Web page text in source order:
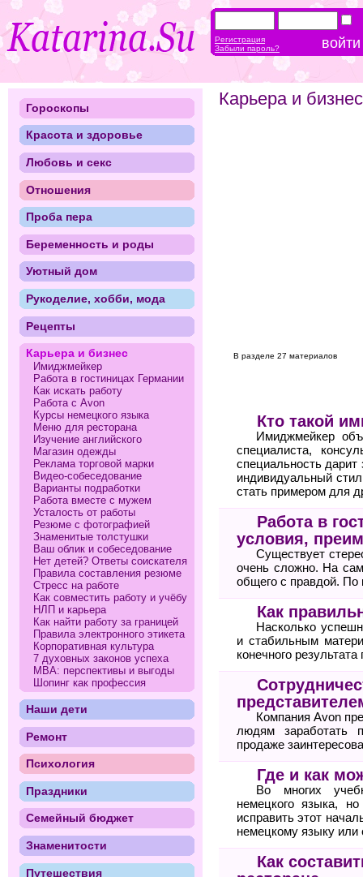
Карьера и бизнес
В разделе 27 материалов
Кто такой
Имиджмейкер
специалиста,
специальность дарит
индивидуальный
стать примером для
Работа в
условия,
Существует
очень сложно. На
общего с правдой. По
Как
Насколько
и стабильным
конечного
Компания Avon
людям заработать
продаже
Где и как
Во многих
немецкого языка,
исправить этот
немецкому языку
Как
Гороскопы
Красота и здоровье
Любовь и секс
Отношения
Проба пера
Беременность и роды
Уютный дом
Рукоделие, хобби, мода
Рецепты
Карьера и бизнес
Имиджмейкер
Работа в гостиницах Германии
Как искать работу
Работа с Avon
Курсы немецкого языка
Меню для ресторана
Изучение английского
Магазин одежды
Реклама торговой марки
Видео-собеседование
Варианты подработки
Работа вместе с мужем
Усталость от работы
Резюме с фотографией
Знаменитые толстушки
Ваш облик и собеседование
Нет детей? Ответы соискателя
Правила составления резюме
Стресс на работе
Как совместить работу и учёбу
НЛП и карьера
Как найти работу за границей
Правила электронного этикета
Корпоративная культура
7 духовных законов успеха
МВА: перспективы и выгоды
Шопинг как профессия
Наши дети
Ремонт
Психология
Праздники
Семейный бюджет
Знаменитости
Путешествия
Регистрация
Забыли пароль?